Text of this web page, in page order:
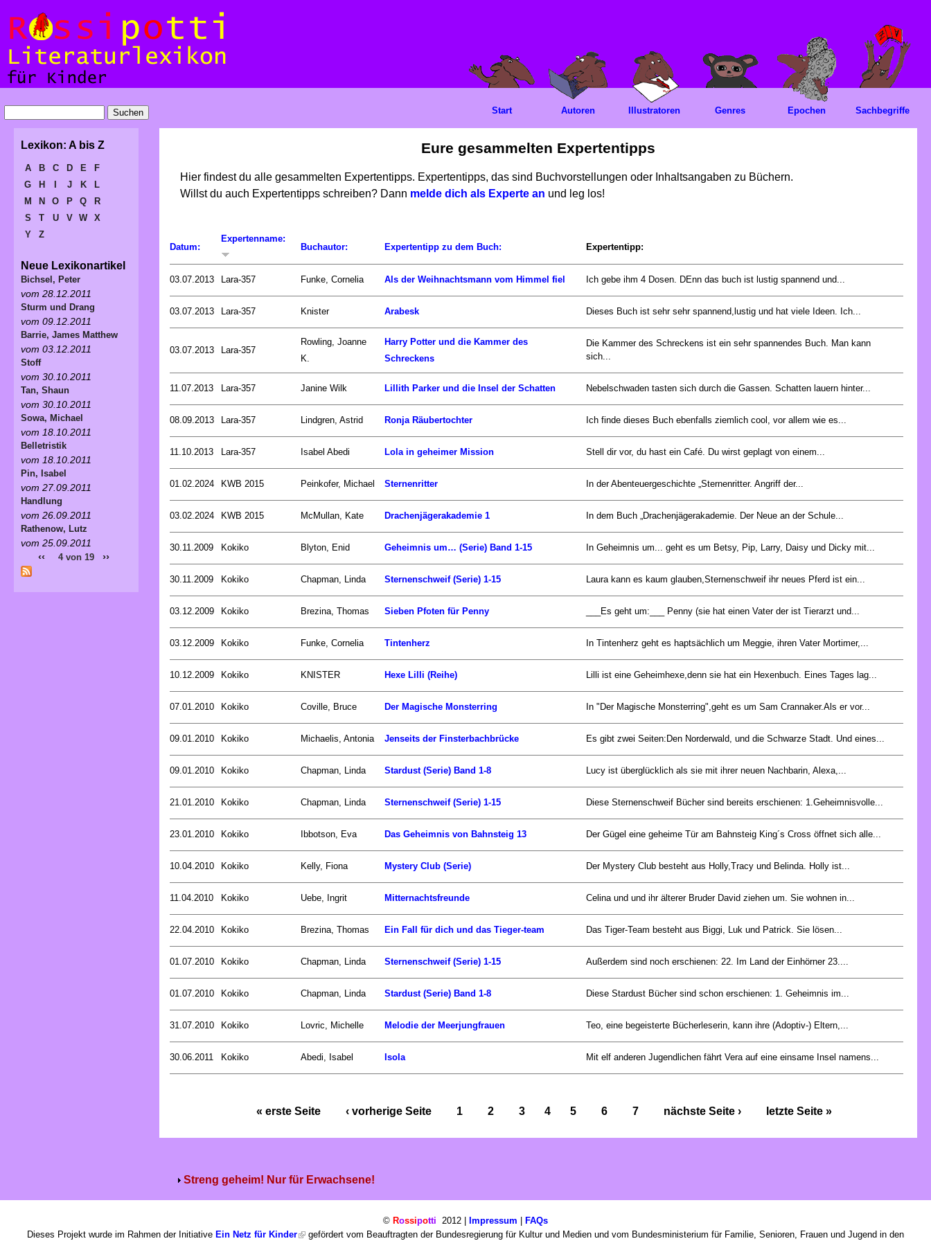
Eure gesammelten Expertentipps
Hier findest du alle gesammelten Expertentipps. Expertentipps, das sind Buchvorstellungen oder Inhaltsangaben zu Büchern.
Willst du auch Expertentipps schreiben? Dann melde dich als Experte an und leg los!
Datum:
Expertenname:
Buchautor:
Expertentipp zu dem Buch: Expertentipp:
03.07.2013 Lara-357 Funke, Cornelia Als der Weihnachtsmann vom Himmel fiel Ich gebe ihm 4 Dosen. DEnn das buch ist lustig spannend und...
03.07.2013 Lara-357 Knister Arabesk Dieses Buch ist sehr sehr spannend,lustig und hat viele Ideen. Ich...
03.07.2013 Lara-357
Rowling, Joanne
K.
Harry Potter und die Kammer des
Schreckens
Die Kammer des Schreckens ist ein sehr spannendes Buch. Man kann
sich...
11.07.2013 Lara-357 Janine Wilk Lillith Parker und die Insel der Schatten Nebelschwaden tasten sich durch die Gassen. Schatten lauern hinter...
08.09.2013 Lara-357 Lindgren, Astrid Ronja Räubertochter Ich finde dieses Buch ebenfalls ziemlich cool, vor allem wie es...
11.10.2013 Lara-357 Isabel Abedi Lola in geheimer Mission Stell dir vor, du hast ein Café. Du wirst geplagt von einem...
01.02.2024 KWB 2015 Peinkofer, Michael Sternenritter In der Abenteuergeschichte „Sternenritter. Angriff der...
03.02.2024 KWB 2015 McMullan, Kate Drachenjägerakademie 1 In dem Buch „Drachenjägerakademie. Der Neue an der Schule...
30.11.2009 Kokiko Blyton, Enid Geheimnis um… (Serie) Band 1-15 In Geheimnis um... geht es um Betsy, Pip, Larry, Daisy und Dicky mit...
30.11.2009 Kokiko Chapman, Linda Sternenschweif (Serie) 1-15 Laura kann es kaum glauben,Sternenschweif ihr neues Pferd ist ein...
03.12.2009 Kokiko Brezina, Thomas Sieben Pfoten für Penny ___Es geht um:___ Penny (sie hat einen Vater der ist Tierarzt und...
03.12.2009 Kokiko Funke, Cornelia Tintenherz In Tintenherz geht es haptsächlich um Meggie, ihren Vater Mortimer,...
10.12.2009 Kokiko KNISTER Hexe Lilli (Reihe) Lilli ist eine Geheimhexe,denn sie hat ein Hexenbuch. Eines Tages lag...
07.01.2010 Kokiko Coville, Bruce Der Magische Monsterring In "Der Magische Monsterring",geht es um Sam Crannaker.Als er vor...
09.01.2010 Kokiko Michaelis, Antonia Jenseits der Finsterbachbrücke Es gibt zwei Seiten:Den Norderwald, und die Schwarze Stadt. Und eines...
09.01.2010 Kokiko Chapman, Linda Stardust (Serie) Band 1-8 Lucy ist überglücklich als sie mit ihrer neuen Nachbarin, Alexa,...
21.01.2010 Kokiko Chapman, Linda Sternenschweif (Serie) 1-15 Diese Sternenschweif Bücher sind bereits erschienen: 1.Geheimnisvolle...
23.01.2010 Kokiko Ibbotson, Eva Das Geheimnis von Bahnsteig 13 Der Gügel eine geheime Tür am Bahnsteig King´s Cross öffnet sich alle...
10.04.2010 Kokiko Kelly, Fiona Mystery Club (Serie) Der Mystery Club besteht aus Holly,Tracy und Belinda. Holly ist...
11.04.2010 Kokiko Uebe, Ingrit Mitternachtsfreunde Celina und und ihr älterer Bruder David ziehen um. Sie wohnen in...
22.04.2010 Kokiko Brezina, Thomas Ein Fall für dich und das Tieger-team Das Tiger-Team besteht aus Biggi, Luk und Patrick. Sie lösen...
01.07.2010 Kokiko Chapman, Linda Sternenschweif (Serie) 1-15 Außerdem sind noch erschienen: 22. Im Land der Einhörner 23....
01.07.2010 Kokiko Chapman, Linda Stardust (Serie) Band 1-8 Diese Stardust Bücher sind schon erschienen: 1. Geheimnis im...
31.07.2010 Kokiko Lovric, Michelle Melodie der Meerjungfrauen Teo, eine begeisterte Bücherleserin, kann ihre (Adoptiv-) Eltern,...
30.06.2011 Kokiko Abedi, Isabel Isola Mit elf anderen Jugendlichen fährt Vera auf eine einsame Insel namens...
« erste Seite ‹ vorherige Seite 1 2 3 4 5 6 7 nächste Seite › letzte Seite »
Streng geheim! Nur für Erwachsene!
Start Autoren Illustratoren Genres Epochen Sachbegriffe
Lexikon: A bis Z
A B C D E
F
G
H J K
L
M
N O P Q
R
S
T U V W
X
Y
Z
Neue Lexikonartikel
Bichsel, Peter
vom 28.12.2011
Sturm und Drang
vom 09.12.2011
Barrie, James Matthew
vom 03.12.2011
Stoff
vom 30.10.2011
Tan, Shaun
vom 30.10.2011
Sowa, Michael
vom 18.10.2011
Belletristik
vom 18.10.2011
Pin, Isabel
vom 27.09.2011
Handlung
vom 26.09.2011
Rathenow, Lutz
vom 25.09.2011
‹‹ 4 von 19 ››
© Rossipotti 2012 | Impressum | FAQs
Dieses Projekt wurde im Rahmen der Initiative Ein Netz für Kinder gefördert vom Beauftragten der Bundesregierung für Kultur und Medien und vom Bundesministerium für Familie, Senioren, Frauen und Jugend in den